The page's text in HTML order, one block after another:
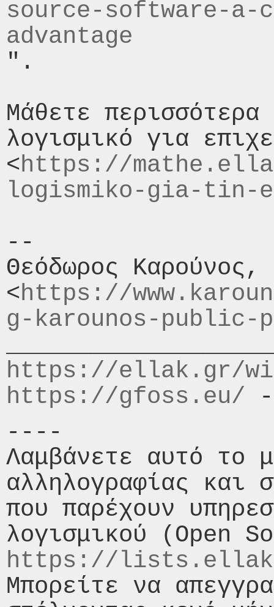
source-software-a-
advantage
".
Μάθετε
λογισμικό για
<https://
logismiko-gia-
--
Θεόδωρος Καρούνος,
<https://
g-karounos-public-
https://ellak.gr/
https://gfoss.eu/
----
Λαμβάνετε αυτό το
αλληλογραφίας και
που παρέχουν
https://
Μπορείτε να